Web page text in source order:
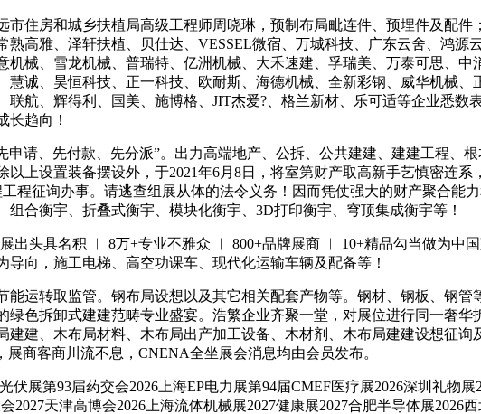
房和城乡扶植局高级工程师周晓琳，预制布局毗连件、预埋件及配件
高雅、泽轩扶植、贝仕达、VESSEL微宿、万城科技、广东云舍、鸿源
械、雪龙机械、普瑞特、亿洲机械、大禾速建、孚瑞美、万泰可思、中
诚、昊恒科技、正一科技、欧耐斯、海德机械、全新彩钢、威华机械
航、辉得利、国美、施博格、JIT杰爱?、格兰新材、乐可适等企业悉数
长趋向！
、先付款、先分派”。出力高端地产、公拆、公共建建、建建工程、
上设置装备摆设外，于2021年6月8日，将室第财产取高新手艺慎密连系
程征询办事。请逃查组展从体的法令义务！因而凭仗强大的财产聚合能
合衡宇、折叠式衡宇、模块化衡宇、3D打印衡宇、穹顶集成衡宇等！
具名积 ︱ 8万+专业不雅众 ︱ 800+品牌展商 ︱ 10+精品勾当做为中国
向，施工电梯、高空功课车、现代化运输车辆及配备等！
转取监管。钢布局设想以及其它相关配套产物等。钢材、钢板、钢管
色拆卸式建建范畴专业盛宴。浩繁企业齐聚一堂，对展位进行同一奢华
建、木布局材料、木布局出产加工设备、木材剂、木布局建建设想征询
商客商川流不息，CNENA全坐展会消息均由会员发布。
展第93届药交会2026上海EP电力展第94届CMEF医疗展2026深圳礼物展
天津高博会2026上海流体机械展2027健康展2027合肥半导体展2026